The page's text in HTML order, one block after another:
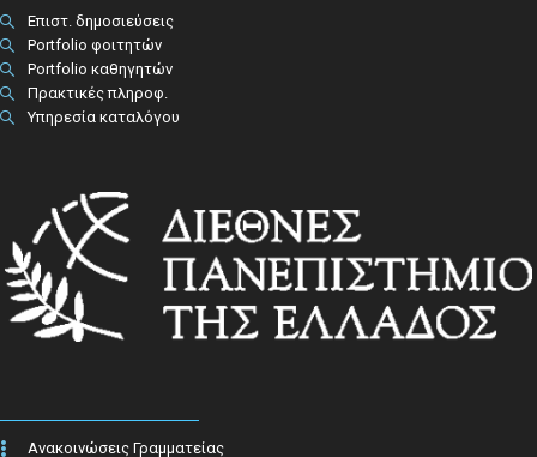
Επιστ. δημοσιεύσεις
Portfolio φοιτητών
Portfolio καθηγητών
Πρακτικές πληροφ.​
Υπηρεσία καταλόγου
Ανακοινώσεις Γραμματείας